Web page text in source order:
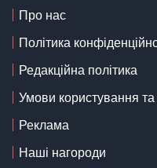
Про нас
Політика
Редакційна політика
Умови користування
Реклама
Наші нагороди